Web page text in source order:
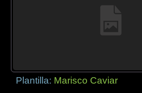
Plantilla: Marisco Caviar